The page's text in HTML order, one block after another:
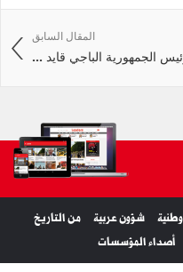
المقال السابق
الجمهورية الباجي قايد ...
شؤون عربية
من التاريخ
أصداء المؤسسات